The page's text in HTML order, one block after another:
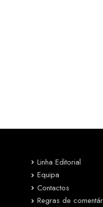
Linha Editorial
Equipa
Contactos
Regras de